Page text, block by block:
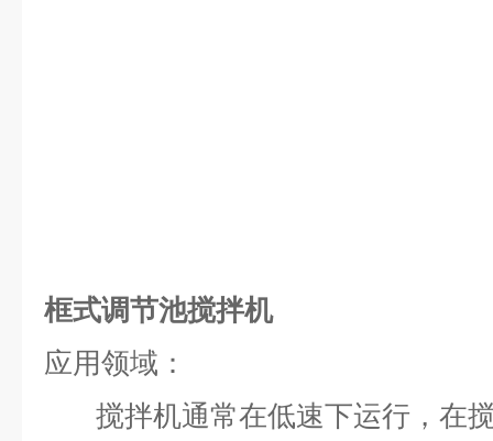
框式调节池搅拌机
应用领域：
搅拌机通常在低速下运行，在